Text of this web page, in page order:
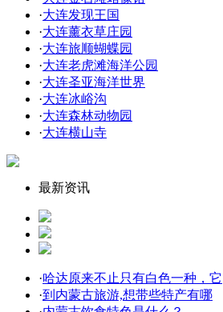
·大连发现王国
·大连薰衣草庄园
·大连旅顺蝴蝶园
·大连老虎滩海洋公园
·大连圣亚海洋世界
·大连冰峪沟
·大连森林动物园
·大连横山寺
最新资讯
·哈达原来不止只有白色一种，它
·到内蒙古旅游,想带些特产有哪